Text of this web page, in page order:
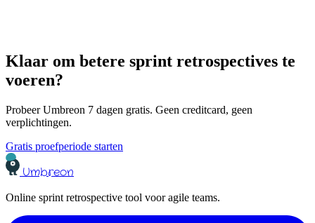
Klaar om betere sprint retrospectives te
voeren?
Probeer Umbreon 7 dagen gratis. Geen creditcard, geen
verplichtingen.
Gratis proefperiode starten
Umbreon
Online sprint retrospective tool voor agile teams.